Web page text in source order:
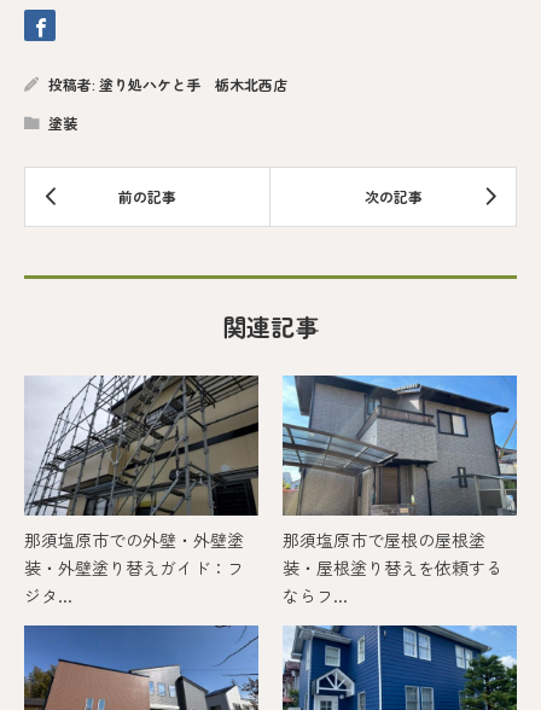
投稿者: 塗り処ハケと手 栃木北西店
塗装
関連記事
那須塩原市での外壁・外壁塗
装・外壁塗り替えガイド：フ
ジタ...
那須塩原市で屋根の屋根塗
装・屋根塗り替えを依頼する
ならフ...